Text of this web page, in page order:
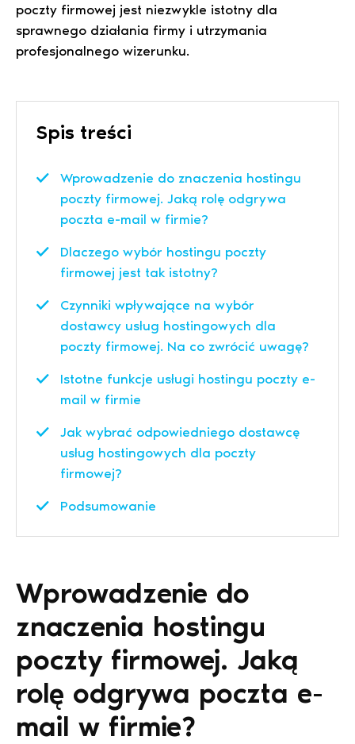
poczty firmowej jest niezwykle istotny dla
sprawnego działania firmy i utrzymania
profesjonalnego wizerunku.
Spis treści
Wprowadzenie do znaczenia hostingu
poczty firmowej. Jaką rolę odgrywa
poczta e-mail w firmie?
Dlaczego wybór hostingu poczty
firmowej jest tak istotny?
Czynniki wpływające na wybór
dostawcy usług hostingowych dla
poczty firmowej. Na co zwrócić uwagę?
Istotne funkcje usługi hostingu poczty e-
mail w firmie
Jak wybrać odpowiedniego dostawcę
usług hostingowych dla poczty
firmowej?
Podsumowanie
Wprowadzenie do
znaczenia hostingu
poczty firmowej. Jaką
rolę odgrywa poczta e-
mail w firmie?